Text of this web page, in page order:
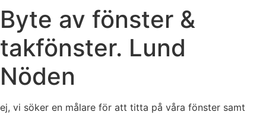
Byte av fönster &
takfönster. Lund
Nöden
ej, vi söker en målare för att titta på våra fönster samt